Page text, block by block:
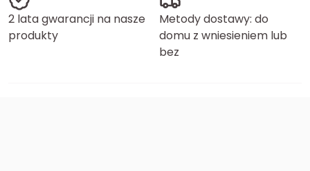
2 lata gwarancji na nasze
produkty
Metody dostawy: do
domu z wniesieniem lub
bez